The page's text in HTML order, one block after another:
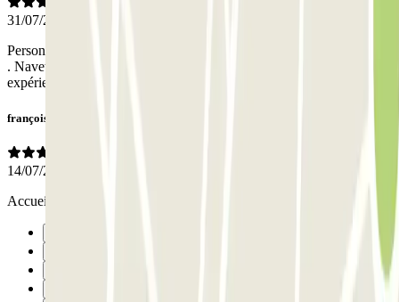
31/07/2026
Personnel professionnel et sérieux . Véhicule laissé en toute sécurité
. Navette gratuite depuis le parking vers l’aéroport . Très bonne
expérience client.
françoise
14/07/2026
Accueil super sympathique, à l'aller comme au retour.